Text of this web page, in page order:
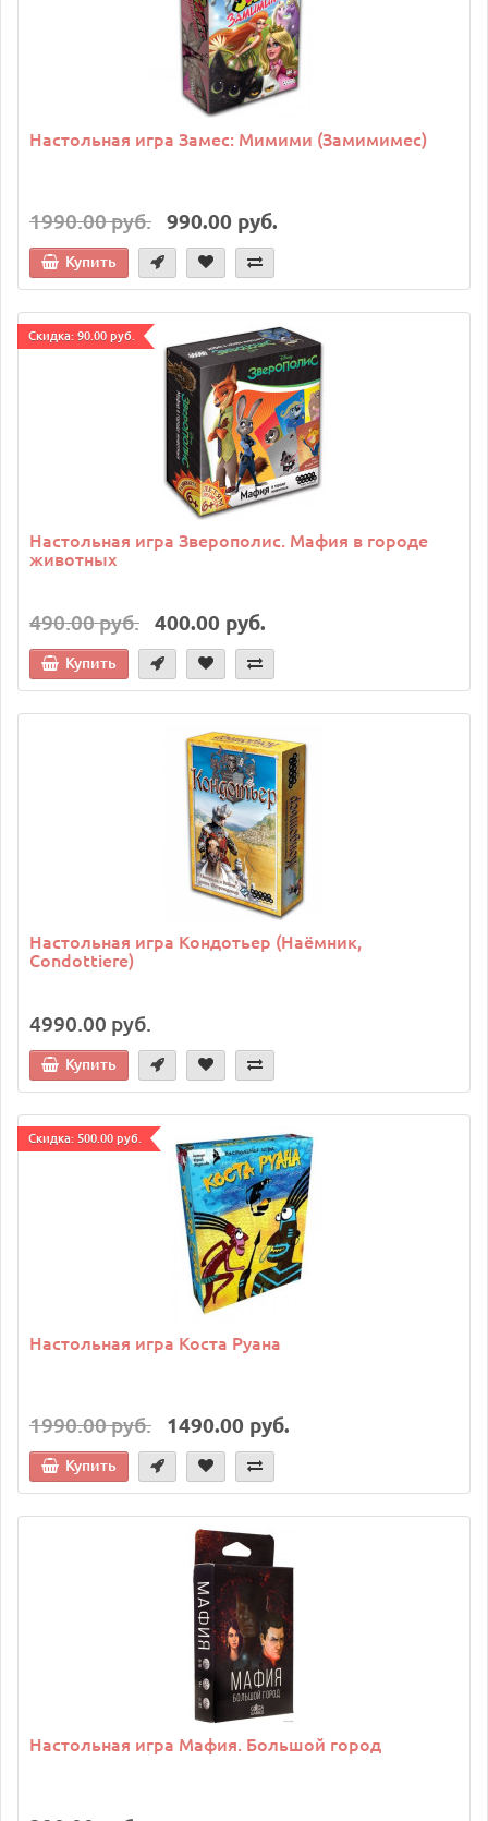
Настольная игра Замес: Мимими (Замимимес)
1990.00 руб. 990.00 руб.
Купить
Cкидка: 90.00 руб.
Настольная игра Зверополис. Мафия в городе
животных
490.00 руб. 400.00 руб.
Купить
Настольная игра Кондотьер (Наёмник,
Condottiere)
4990.00 руб.
Купить
Cкидка: 500.00 руб.
Настольная игра Коста Руана
1990.00 руб. 1490.00 руб.
Купить
Настольная игра Мафия. Большой город